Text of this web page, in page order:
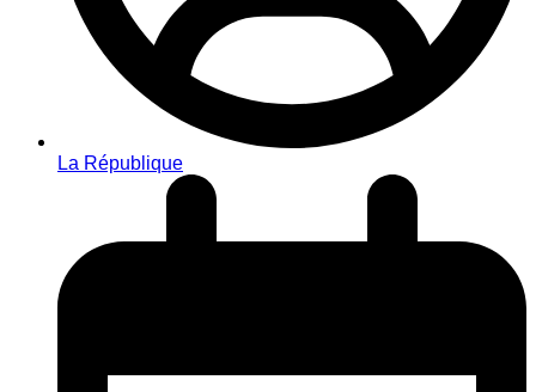
La République